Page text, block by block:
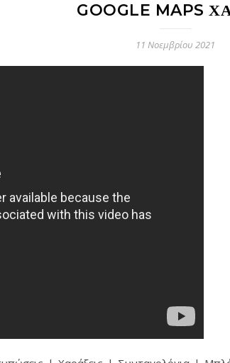
GOOGLE MAPS
11 Νοεμβρίου 2021